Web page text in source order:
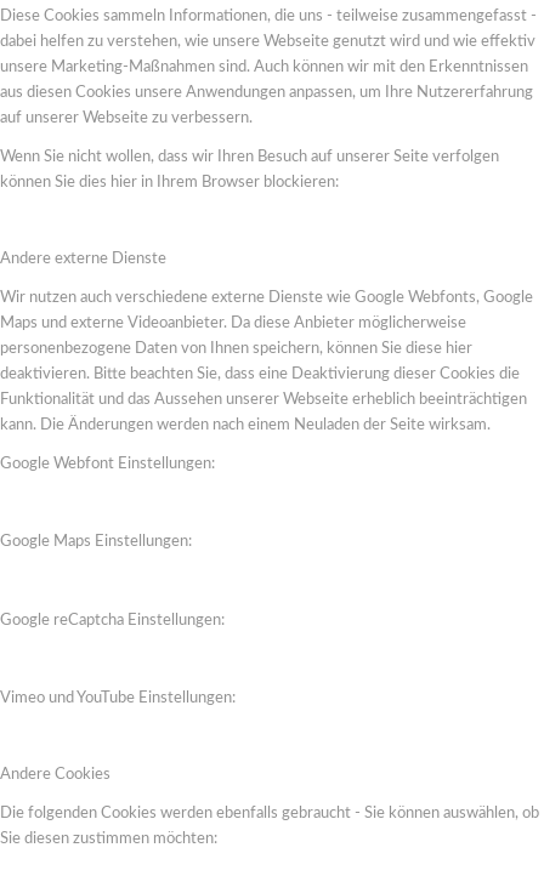
Diese Cookies sammeln Informationen, die uns - teilweise zusammengefasst -
dabei helfen zu verstehen, wie unsere Webseite genutzt wird und wie effektiv
unsere Marketing-Maßnahmen sind. Auch können wir mit den Erkenntnissen
aus diesen Cookies unsere Anwendungen anpassen, um Ihre Nutzererfahrung
auf unserer Webseite zu verbessern.
Wenn Sie nicht wollen, dass wir Ihren Besuch auf unserer Seite verfolgen
können Sie dies hier in Ihrem Browser blockieren:
Andere externe Dienste
Wir nutzen auch verschiedene externe Dienste wie Google Webfonts, Google
Maps und externe Videoanbieter. Da diese Anbieter möglicherweise
personenbezogene Daten von Ihnen speichern, können Sie diese hier
deaktivieren. Bitte beachten Sie, dass eine Deaktivierung dieser Cookies die
Funktionalität und das Aussehen unserer Webseite erheblich beeinträchtigen
kann. Die Änderungen werden nach einem Neuladen der Seite wirksam.
Google Webfont Einstellungen:
Google Maps Einstellungen:
Google reCaptcha Einstellungen:
Vimeo und YouTube Einstellungen:
Andere Cookies
Die folgenden Cookies werden ebenfalls gebraucht - Sie können auswählen, ob
Sie diesen zustimmen möchten: